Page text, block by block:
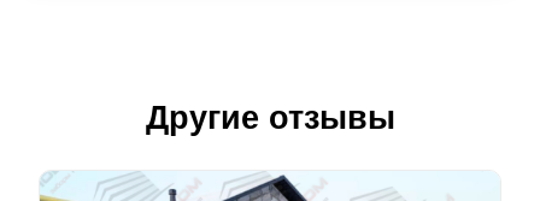
Другие отзывы